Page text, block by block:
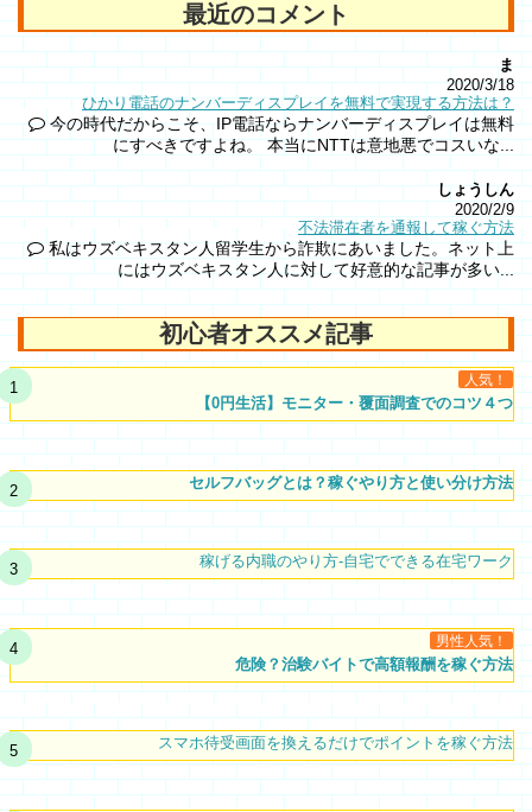
最近のコメント
ま
2020/3/18
ひかり電話のナンバーディスプレイを無料で実現する方法は？
今の時代だからこそ、IP電話ならナンバーディスプレイは無料
にすべきですよね。 本当にNTTは意地悪でコスいな...
しょうしん
2020/2/9
不法滞在者を通報して稼ぐ方法
私はウズベキスタン人留学生から詐欺にあいました。ネット上
にはウズベキスタン人に対して好意的な記事が多い...
初心者オススメ記事
人気！
【0円生活】モニター・覆面調査でのコツ４つ
セルフバッグとは？稼ぐやり方と使い分け方法
稼げる内職のやり方-自宅でできる在宅ワーク
男性人気！
危険？治験バイトで高額報酬を稼ぐ方法
スマホ待受画面を換えるだけでポイントを稼ぐ方法